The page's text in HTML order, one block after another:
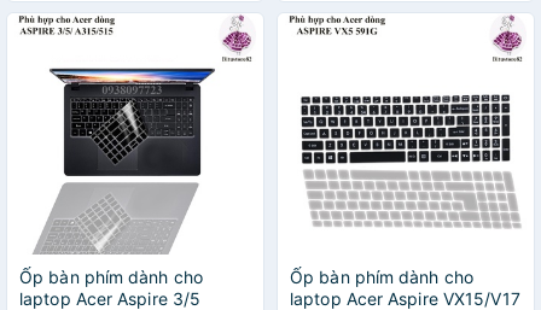
Ốp bàn phím dành cho
laptop Acer Aspire 3/5
Ốp bàn phím dành cho
laptop Acer Aspire VX15/V17